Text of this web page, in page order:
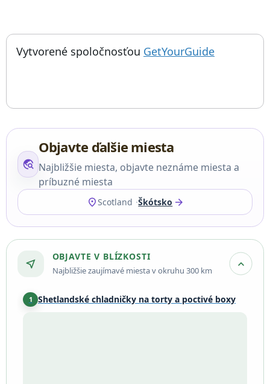
Things to do near Forvik, Forewick Holm, Ostrov, Prírodný
Vytvorené spoločnosťou GetYourGuide; otvorí sa
travel_explore
Objavte ďalšie miesta
Najbližšie miesta, objavte neznáme miesta a
príbuzné miesta
location_onScotland Škótsko arrow_forward
near_me
OBJAVTE V BLÍZKOSTI
Najbližšie zaujímavé miesta v okruhu 300 km expand_more
1 Shetlandské chladničky na torty a poctivé boxy